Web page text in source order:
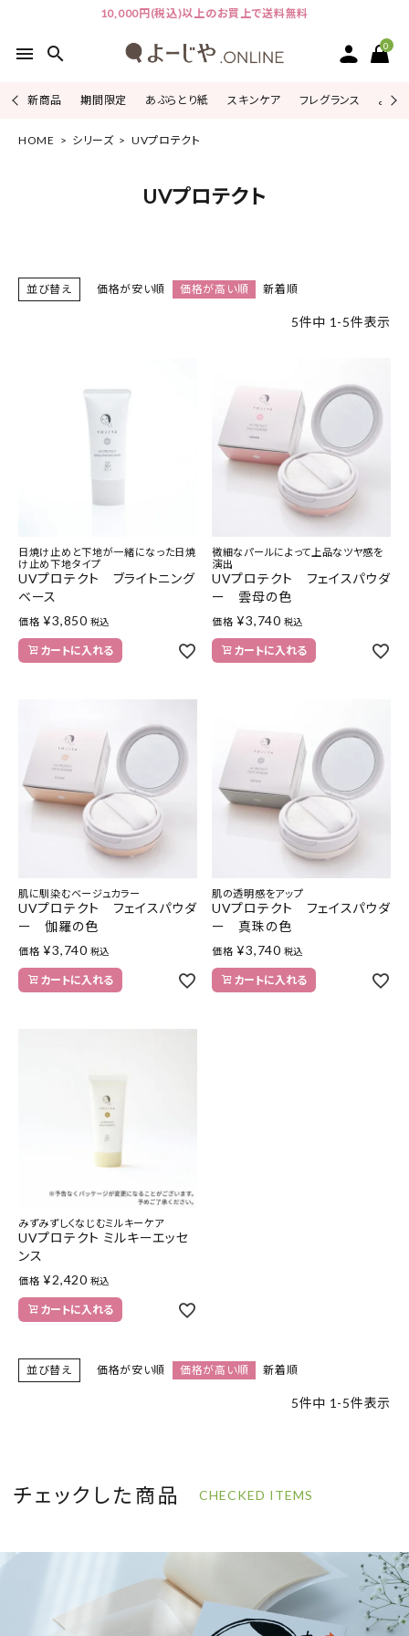
10,000円(税込)以上のお買上で送料無料
menu search 0
新商品 期間限定 あぶらとり紙 スキンケア フレグランス よじ
ACCOUNT MENU
カテゴリーから探す
よーじやについて
お客さま向け窓口(お問い合わせ)
企業さま向け窓口
HOME シリーズ UVプロテクト
UVプロテクト
並び替え 価格が安い順 価格が高い順 新着順
5件中 1 -5件表示
日焼け止めと下地が一緒になった日焼
け止め下地タイプ
UVプロテクト ブライトニング
ベース
価格 ¥3,850 税込
カートに入れる
微細なパールによって上品なツヤ感を
演出
UVプロテクト フェイスパウダ
ー 雲母の色
価格 ¥3,740 税込
カートに入れる
肌に馴染むベージュカラー
UVプロテクト フェイスパウダ
ー 伽羅の色
価格 ¥3,740 税込
カートに入れる
肌の透明感をアップ
UVプロテクト フェイスパウダ
ー 真珠の色
価格 ¥3,740 税込
カートに入れる
みずみずしくなじむミルキーケア
UVプロテクト ミルキーエッセ
ンス
価格 ¥2,420 税込
カートに入れる
並び替え 価格が安い順 価格が高い順 新着順
5件中 1 -5件表示
チェックした商品 CHECKED ITEMS